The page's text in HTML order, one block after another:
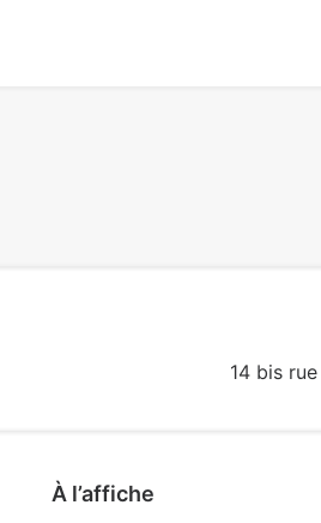
14 bis
À l’affiche